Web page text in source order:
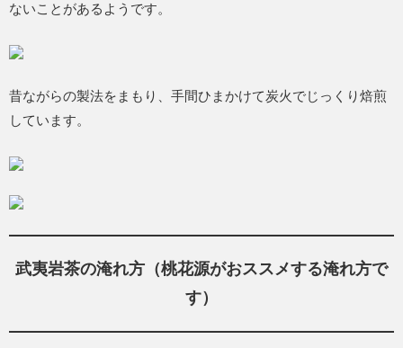
ないことがあるようです。
昔ながらの製法をまもり、手間ひまかけて炭火でじっくり焙煎
しています。
武夷岩茶の淹れ方（桃花源がおススメする淹れ方で
す）